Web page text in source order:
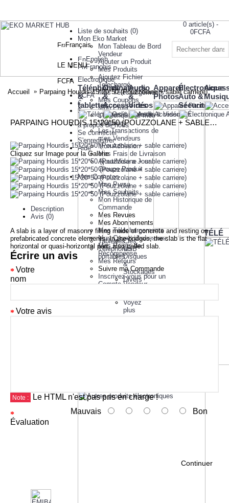
Liste de souhaits (0)
Mon Eko Market
Mon Tableau de Bord
Vendeur
Ajouter un Produit
Mes Produits
Ajoutez Fichier
Telechargé
Mes Téléchargements
Mes Coupons
Mon Profil
L’historique de mes
Vendeurs
Les Transactions de
mes Vendeurs
Mon Adhesion
Mes Frais de Livraison
Ajout/Mise a Jour
Groupe Produit
Mes Comptes
Mon Pursa
Mes Souhaits
Mon Historique de
Commande
Mes Revues
Mes Abonnements
Mes Téléchargements
Mon Carnet d'adresses
Mes Points de
Récompense
Mes Retours
Suivre ma Commande
Inscrivez-vous pour un
Compte Vendeur
0 article(s) -
0FCFA
Votre panier
est vide!
Français
English
Français
FCFA
FCFA
€
$
à propos de nous
Se connecter
S'enregistrer
Aide
LE MENU
Electronique
Téléphones
&
tablettes
Tablettes
Téléphones
portables
Ordinateurs
&
Accessoires
Clés
USB
Disques
&
Stockages
Divers
Voyez
plus
Audio
&
Vidéos
Appareil
Photos
Électronique
Auto &
Sécurité
TÉLÉ
Accueil Parpaing Hourdis 15*20*50 (Pouzzolane + sable carriere)
PARPAING HOURDIS 15*20*50 (POUZZOLANE + SABLE CARRIERE)
Cliquez sur Image pour la Galerie
Description
Avis (0)
A slab is a layer of masonry filling made of concrete and resting on
prefabricated concrete elements. In the bridges, the slab is the flat
horizontal or quasi-horizontal part, also called slab.
Écrire un avis
Votre
nom
Votre avis
Note : Le HTML n'est pas pris en charge !
Évaluation
Mauvais Bon
Continuer